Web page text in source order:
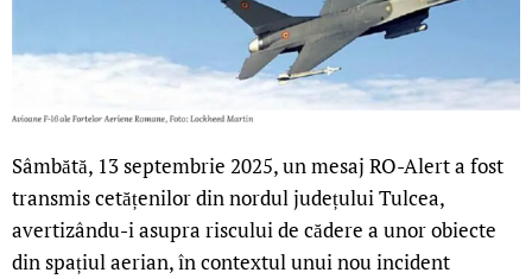
Sâmbătă, 13 septembrie 2025, un mesaj RO-Alert a fost
transmis cetățenilor din nordul județului Tulcea,
avertizându-i asupra riscului de cădere a unor obiecte
din spațiul aerian, în contextul unui nou incident